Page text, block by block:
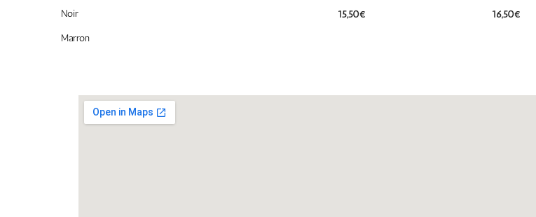
15,50€
16,50€
Noir
Marron